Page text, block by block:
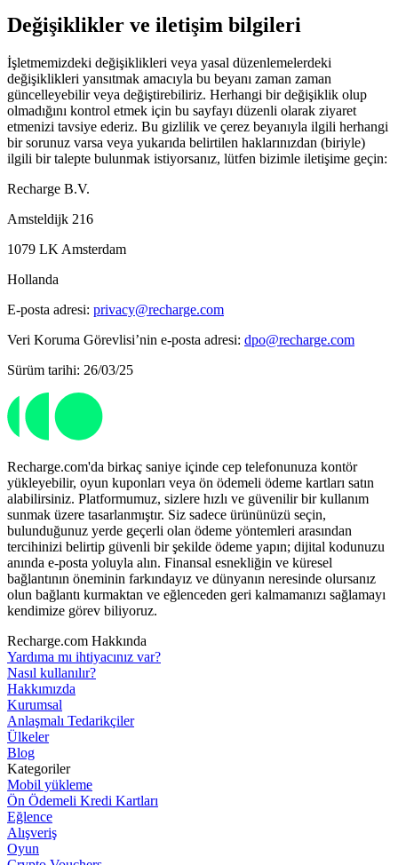
Değişiklikler ve iletişim bilgileri
İşletmemizdeki değişiklikleri veya yasal düzenlemelerdeki
değişiklikleri yansıtmak amacıyla bu beyanı zaman zaman
güncelleyebilir veya değiştirebiliriz. Herhangi bir değişiklik olup
olmadığını kontrol etmek için bu sayfayı düzenli olarak ziyaret
etmenizi tavsiye ederiz. Bu gizlilik ve çerez beyanıyla ilgili herhangi
bir sorunuz varsa veya yukarıda belirtilen haklarınızdan (biriyle)
ilgili bir talepte bulunmak istiyorsanız, lütfen bizimle iletişime geçin:
Recharge B.V.
Amsteldijk 216
1079 LK Amsterdam
Hollanda
E-posta adresi: privacy@recharge.com
Veri Koruma Görevlisi’nin e-posta adresi: dpo@recharge.com
Sürüm tarihi: 26/03/25
Recharge.com'da birkaç saniye içinde cep telefonunuza kontör
yükleyebilir, oyun kuponları veya ön ödemeli ödeme kartları satın
alabilirsiniz. Platformumuz, sizlere hızlı ve güvenilir bir kullanım
sunmak üzere tasarlanmıştır. Siz sadece ürününüzü seçin,
bulunduğunuz yerde geçerli olan ödeme yöntemleri arasından
tercihinizi belirtip güvenli bir şekilde ödeme yapın; dijital kodunuzu
anında e-posta yoluyla alın. Finansal esnekliğin ve küresel
bağlantının öneminin farkındayız ve dünyanın neresinde olursanız
olun bağlantı kurmaktan ve eğlenceden geri kalmamanızı sağlamayı
kendimize görev biliyoruz.
Recharge.com Hakkında
Yardıma mı ihtiyacınız var?
Nasıl kullanılır?
Hakkımızda
Kurumsal
Anlaşmalı Tedarikçiler
Ülkeler
Blog
Kategoriler
Mobil yükleme
Ön Ödemeli Kredi Kartları
Eğlence
Alışveriş
Oyun